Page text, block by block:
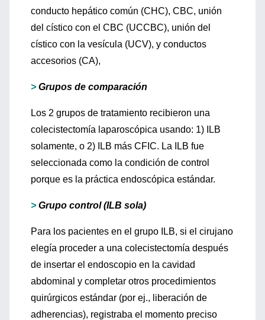
conducto hepático común (CHC), CBC, unión
del cístico con el CBC (UCCBC), unión del
cístico con la vesícula (UCV), y conductos
accesorios (CA),
> Grupos de comparación
Los 2 grupos de tratamiento recibieron una
colecistectomía laparoscópica usando: 1) ILB
solamente, o 2) ILB más CFIC. La ILB fue
seleccionada como la condición de control
porque es la práctica endoscópica estándar.
> Grupo control (ILB sola)
Para los pacientes en el grupo ILB, si el cirujano
elegía proceder a una colecistectomía después
de insertar el endoscopio en la cavidad
abdominal y completar otros procedimientos
quirúrgicos estándar (por ej., liberación de
adherencias), registraba el momento preciso